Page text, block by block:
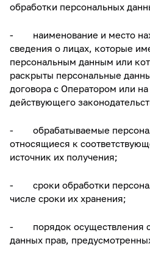
обработки персональных
- наименование и место
сведения о лицах, которые
персональным данным или
раскрыты персональные
договора с Оператором или
действующего
- обрабатываемые
относящиеся к
источник их получения;
- сроки обработки
числе сроки их хранения;
- порядок осуществления
данных прав,